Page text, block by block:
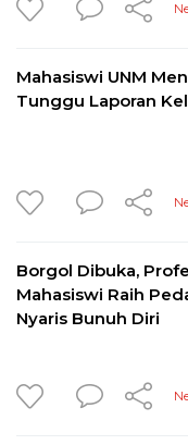
Mahasiswi UNM
Tunggu Laporan
Borgol Dibuka,
Mahasiswi Raih
Nyaris Bunuh Diri